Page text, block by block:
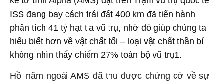
ISS đang bay cách trái đất 400 km đã tiến hành
phân tích 41 tỷ hạt tia vũ trụ, nhờ đó giúp chúng ta
hiểu biết hơn về vật chất tối – loại vật chất thần bí
không nhìn thấy chiếm 27% toàn bộ vũ trụ1.
Hồi năm ngoái AMS đã thu được chứng cớ về sự